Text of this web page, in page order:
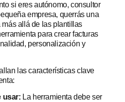
si eres autónomo, consultor
empresa, querrás una
más allá de las plantillas
para crear facturas
personalización y
las características clave
usar: La herramienta debe ser